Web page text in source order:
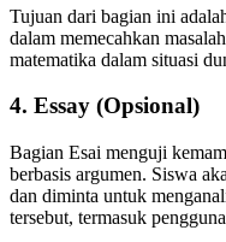
Tujuan dari bagian ini
dalam memecahkan
matematika dalam situasi
4. Essay (Opsional)
Bagian Esai menguji
berbasis argumen. Siswa
dan diminta untuk
tersebut, termasuk